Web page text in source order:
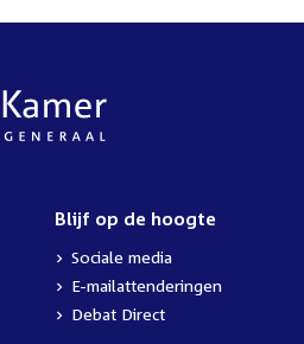
Blijf op de hoogte
Sociale media
E-mailattenderingen
Debat Direct